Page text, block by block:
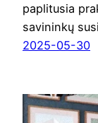
paplitusia
savininkų
2025-05-30